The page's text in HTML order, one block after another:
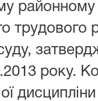
трудового
року.